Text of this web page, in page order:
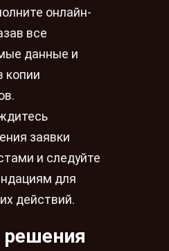
онлайн-
все
данные и
копии
заявки
и следуйте
для
действий.